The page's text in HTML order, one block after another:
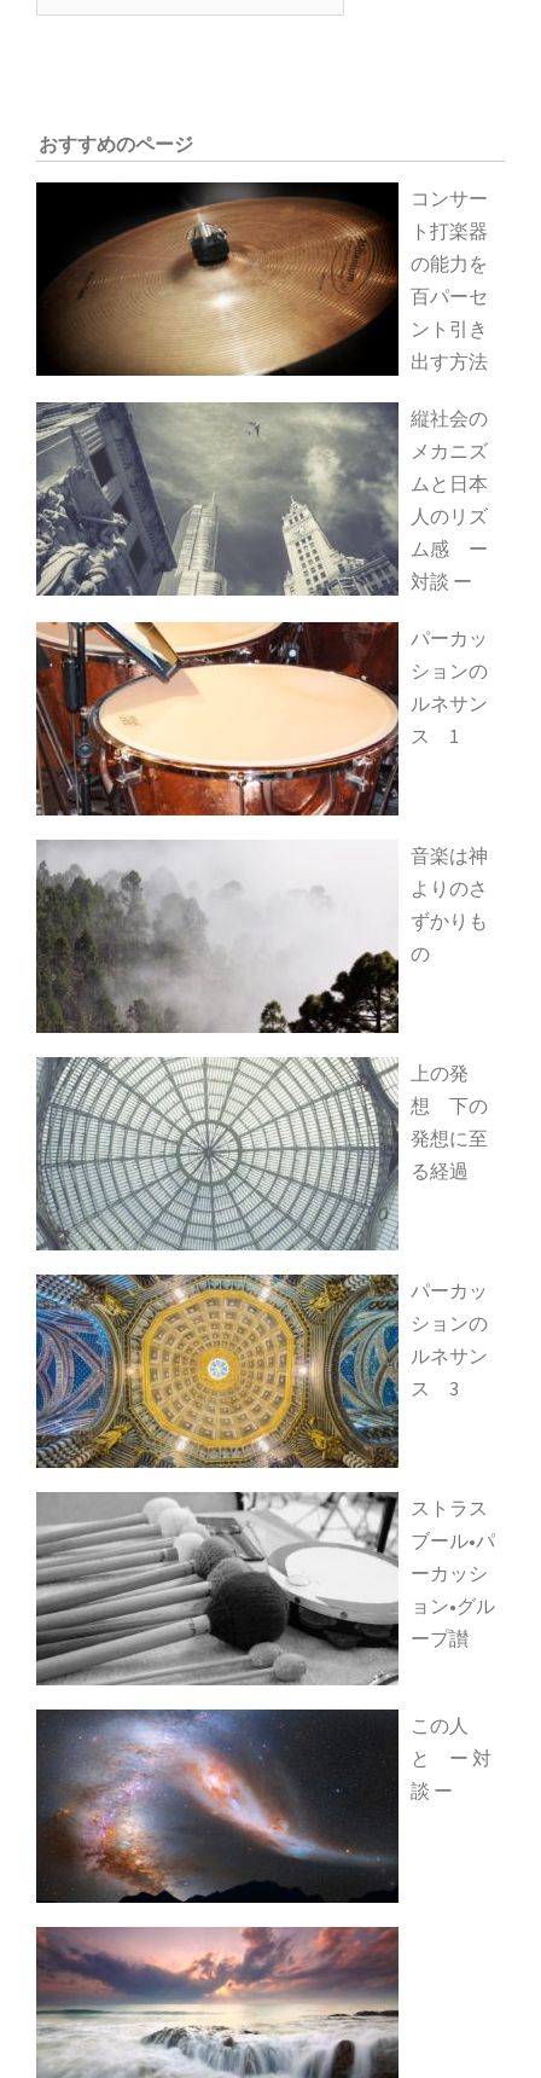
シ
おすすめのページ
コンサー
ト打楽器
の能力を
百パーセ
ント引き
出す方法
縦社会の
メカニズ
ムと日本
人のリズ
ム感 ー
対談 ー
パーカッ
ションの
ルネサン
ス 1
音楽は神
よりのさ
ずかりも
の
上の発
想 下の
発想に至
る経過
パーカッ
ションの
ルネサン
ス 3
ストラス
ブール•パ
ーカッシ
ョン•グル
ープ讃
この人
と ー 対
談 ー